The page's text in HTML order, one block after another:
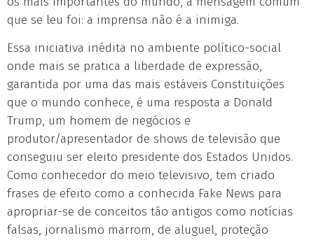
que se leu foi: a imprensa não é a inimiga.
Essa iniciativa inédita no ambiente político-social
onde mais se pratica a liberdade de expressão,
garantida por uma das mais estáveis Constituições
que o mundo conhece, é uma resposta a Donald
Trump, um homem de negócios e
produtor/apresentador de shows de televisão que
conseguiu ser eleito presidente dos Estados Unidos.
Como conhecedor do meio televisivo, tem criado
frases de efeito como a conhecida Fake News para
apropriar-se de conceitos tão antigos como notícias
falsas, jornalismo marrom, de aluguel, proteção